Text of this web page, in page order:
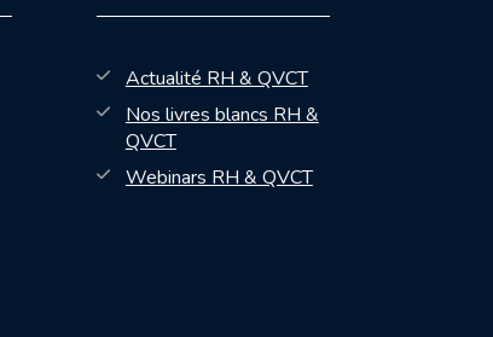
Actualité RH & QVCT
Nos livres blancs RH &
QVCT
Webinars RH & QVCT— nouvelle fenêtre